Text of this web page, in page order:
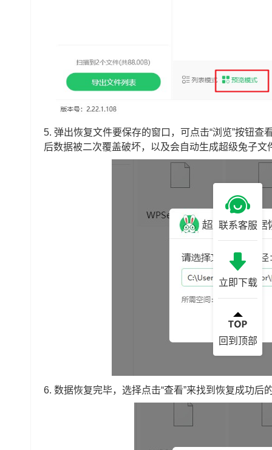
5. 弹出恢复文件要保存的窗口，可点击“浏览”按钮
后数据被二次覆盖破坏，以及会自动生成超级兔子文
6. 数据恢复完毕，选择点击“查看”来找到恢复成功后
联系客服
立即下载
回到顶部